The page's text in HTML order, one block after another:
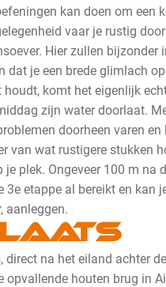
kan doen om een
vaar je rustig
Hier zullen bijzonder
dat je een brede glimlach
komt het eigenlijk
zijn water doorlaat.
doorheen varen
van wat rustigere stukken
je plek. Ongeveer 100 m na
etappe al bereikt en kan
aanleggen.
direct na het eiland achter
opvallende houten brug in